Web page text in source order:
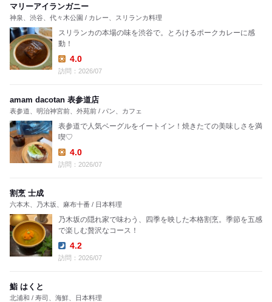
マリーアイランガニー
神泉、渋谷、代々木公園 / カレー、スリランカ料理
スリランカの本場の味を渋谷で。とろけるポークカレーに感
動！
Lunch:
4.0
訪問：2026/07
amam dacotan 表参道店
表参道、明治神宮前、外苑前 / パン、カフェ
表参道で人気ベーグルをイートイン！焼きたての美味しさを満
喫♡
Lunch:
4.0
訪問：2026/07
割烹 士成
六本木、乃木坂、麻布十番 / 日本料理
乃木坂の隠れ家で味わう、四季を映した本格割烹。季節を五感
で楽しむ贅沢なコース！
Dinner:
4.2
訪問：2026/07
鮨 はくと
北浦和 / 寿司、海鮮、日本料理